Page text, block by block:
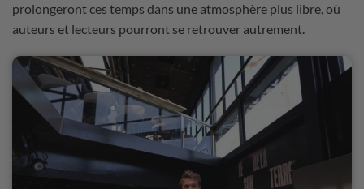
prolongeront ces temps dans une atmosphère plus libre, où
auteurs et lecteurs pourront se retrouver autrement.